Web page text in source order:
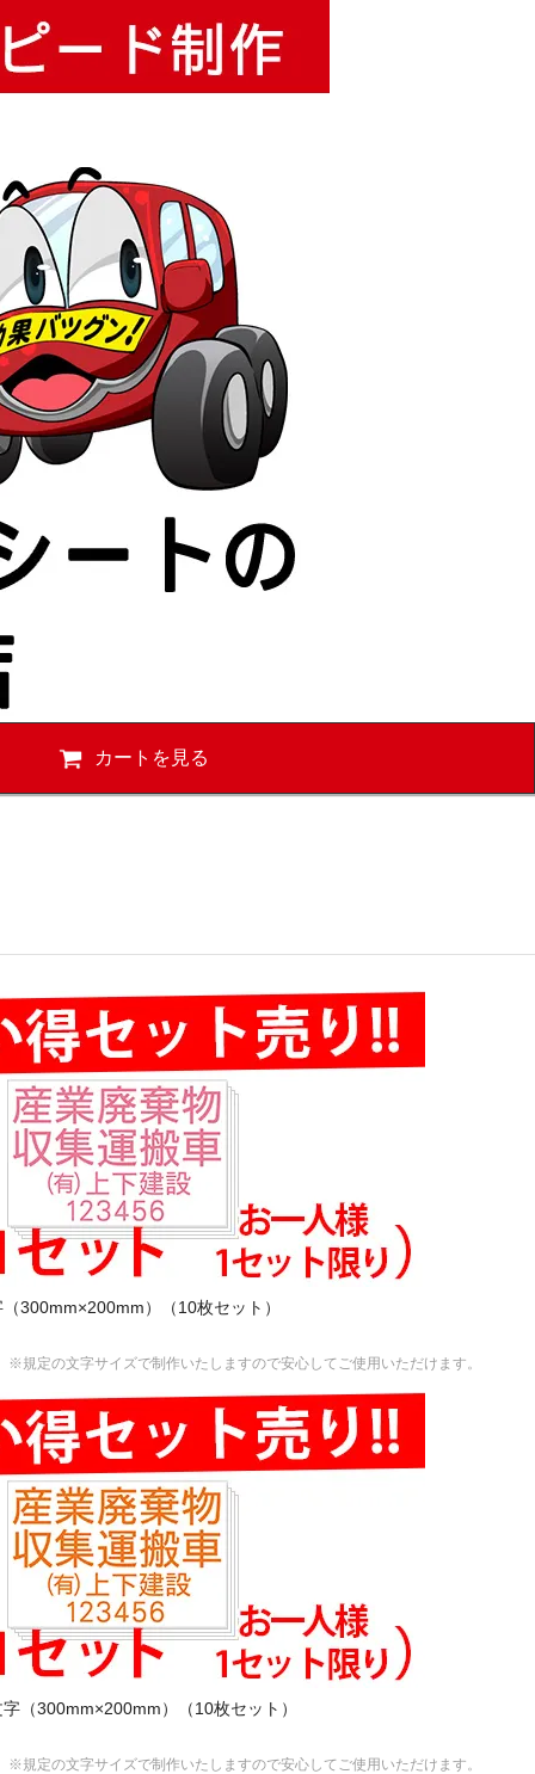
カートを見る
300mm×200mm）（10枚セット）
定の文字サイズで制作いたしますので安心してご使用いただけます。
（300mm×200mm）（10枚セット）
定の文字サイズで制作いたしますので安心してご使用いただけます。